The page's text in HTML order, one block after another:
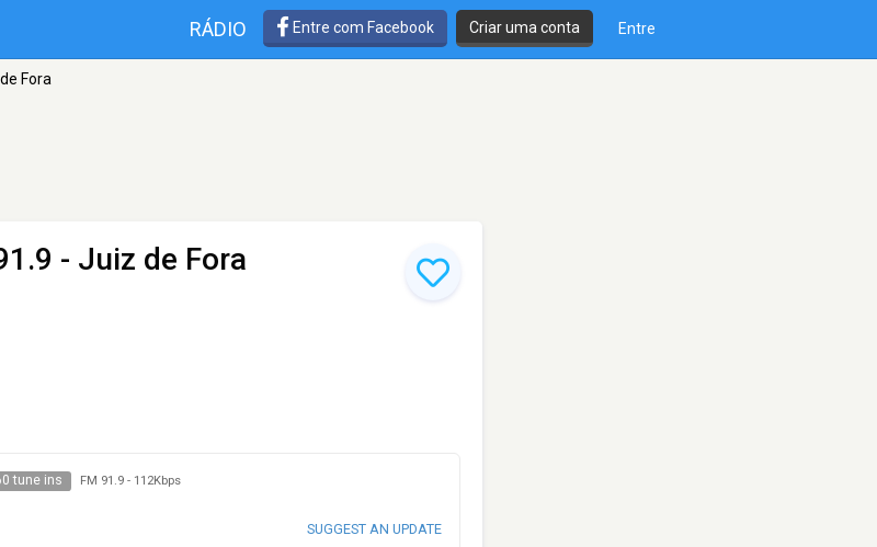
RÁDIO Entre com Facebook Criar uma conta Entre
Fora
- Juiz de Fora
tune ins FM 91.9- 112Kbps
SUGGEST AN UPDATE